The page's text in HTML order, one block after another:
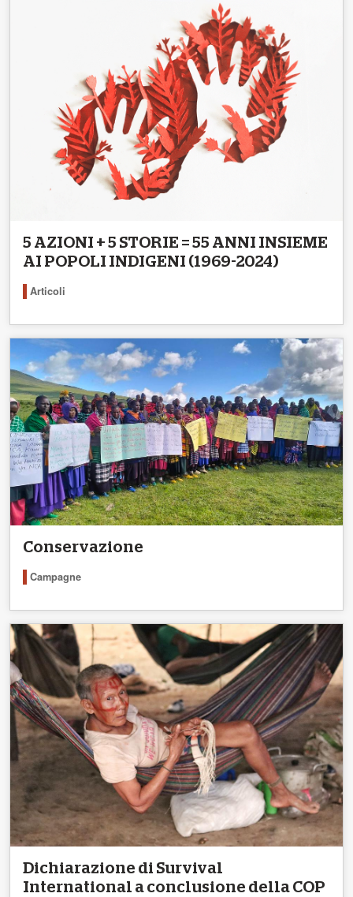
5 AZIONI + 5 STORIE = 55 ANNI INSIEME
AI POPOLI INDIGENI (1969-2024)
Articoli
Conservazione
Campagne
Dichiarazione di Survival
International a conclusione della COP